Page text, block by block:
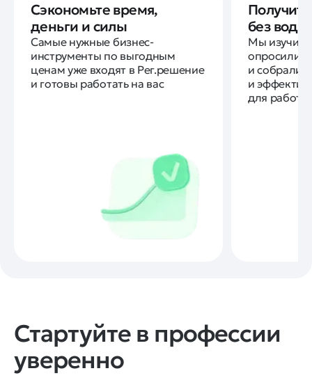
Сэкономьте время,
деньги и силы
Самые нужные бизнес-
инструменты по выгодным
ценам уже входят в Рег.решение
и готовы работать на вас
без воды
Мы
опросили
и собрали
и
для работы
Стартуйте в профессии
уверенно